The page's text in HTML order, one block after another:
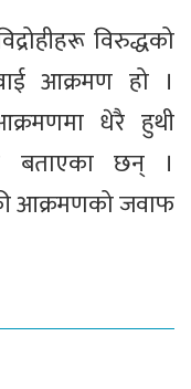
विरुद्धको
आक्रमण हो ।
धेरै हुथी
बताएका छन् ।
आक्रमणको जवाफ